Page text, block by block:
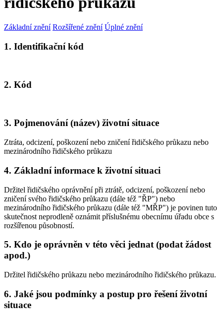
Základní znění Rozšířené znění Úplné znění
1. Identifikační kód
2. Kód
3. Pojmenování (název) životní situace
Ztráta, odcizení, poškození nebo zničení řidičského průkazu nebo
mezinárodního řidičského průkazu
4. Základní informace k životní situaci
Držitel řidičského oprávnění při ztrátě, odcizení, poškození nebo
zničení svého řidičského průkazu (dále též "ŘP") nebo
mezinárodního řidičského průkazu (dále též "MŘP") je povinen tuto
skutečnost neprodleně oznámit příslušnému obecnímu úřadu obce s
rozšířenou působností.
5. Kdo je oprávněn v této věci jednat (podat žádost
apod.)
Držitel řidičského průkazu nebo mezinárodního řidičského průkazu.
6. Jaké jsou podmínky a postup pro řešení životní
situace